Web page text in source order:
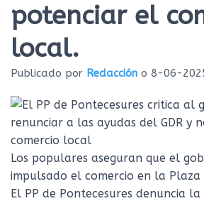
potenciar el
local.
Publicado por Redacción o 8-06-
Los populares aseguran que el
impulsado el comercio en la Plaza
El PP de Pontecesures denuncia